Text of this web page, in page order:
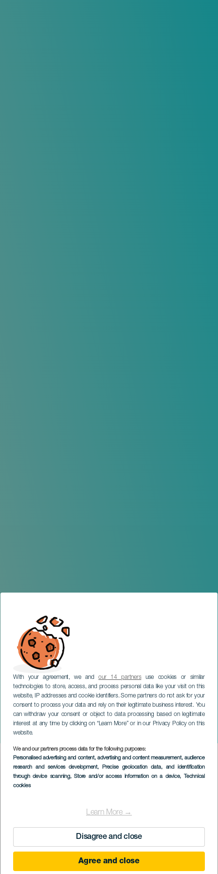
With your agreement, we andour 14 partnersuse cookies or similar
technologies to store, access, and process personal data like your visit on this
website, IP addresses and cookie identifiers. Some partners do not ask for your
consent to process your data and rely on their legitimate business interest. You
can withdraw your consent or object to data processing based on legitimate
interest at any time by clicking on “Learn More” or in our Privacy Policy on this
website.
We and our partners process data for the following purposes:
Personalised advertising and content, advertising and content measurement, audience
research and services development, Precise geolocation data, and identification
through device scanning, Store and/or access information on a device, Technical
cookies
Learn More →
Disagree and close
Agree and close
Manuel Turizo, Tito el
Bambino - TLP Music
TENERIFE
Imagen
Listado